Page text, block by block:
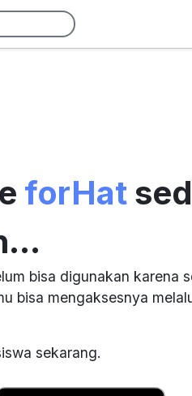
forHat
bisa digunakan karena
bisa mengaksesnya
sekarang.